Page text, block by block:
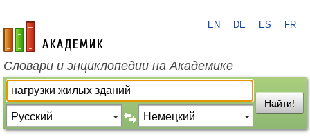
academic.ru
EN DE ES FR
Словари и энциклопедии на Академике
Найти!